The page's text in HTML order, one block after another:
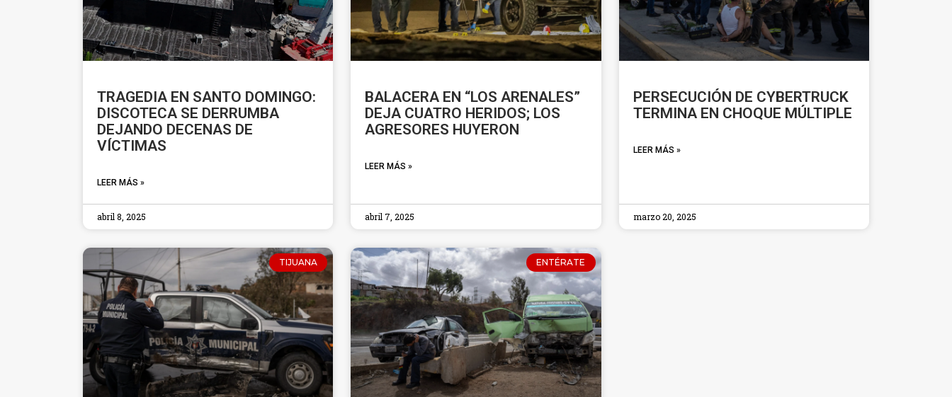
TRAGEDIA EN SANTO DOMINGO:
DISCOTECA SE DERRUMBA
DEJANDO DECENAS DE
VÍCTIMAS
LEER MÁS »
abril 8, 2025
BALACERA EN “LOS ARENALES”
DEJA CUATRO HERIDOS; LOS
AGRESORES HUYERON
LEER MÁS »
abril 7, 2025
PERSECUCIÓN DE CYBERTRUCK
TERMINA EN CHOQUE MÚLTIPLE
LEER MÁS »
marzo 20, 2025
TIJUANA ENTÉRATE